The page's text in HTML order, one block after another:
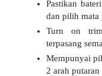
Pastikan
dan pilih mata
Turn on
terpasang
Mempunyai
2 arah putaran